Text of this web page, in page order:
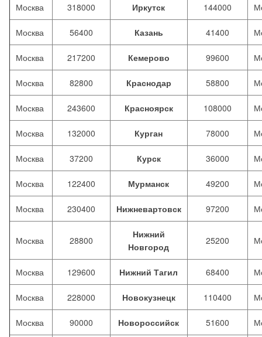
Москва 318000 Иркутск 144000
Москва 56400 Казань 41400
Москва 217200 Кемерово 99600
Москва 82800 Краснодар 58800
Москва 243600 Красноярск 108000
Москва 132000 Курган 78000
Москва 37200 Курск 36000
Москва 122400 Мурманск 49200
Москва 230400 Нижневартовск 97200
Москва 28800
Нижний
Новгород
25200
Москва 129600 Нижний Тагил 68400
Москва 228000 Новокузнецк 110400
Москва 90000 Новороссийск 51600